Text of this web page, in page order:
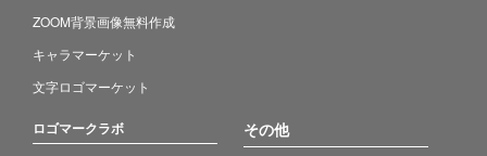
ZOOM背景画像無料作成
キャラマーケット
文字ロゴマーケット
ロゴマークラボ その他